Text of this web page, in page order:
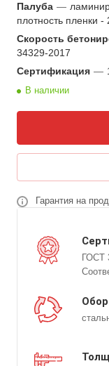
Палуба —
плотность пленки -
Скорость
34329-2017
Сертификация —
В наличии
Гарантия на
ГОСТ